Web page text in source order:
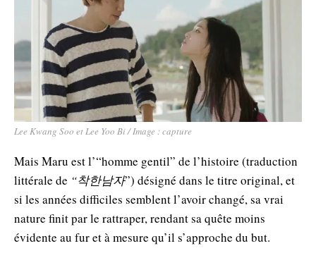
Lee Kwang Soo et Lee Yoo Bi / Image : capture
Mais Maru est l’“homme gentil” de l’histoire (traduction
littérale de “착한남자”) désigné dans le titre original, et
si les années difficiles semblent l’avoir changé, sa vrai
nature finit par le rattraper, rendant sa quête moins
évidente au fur et à mesure qu’il s’approche du but.